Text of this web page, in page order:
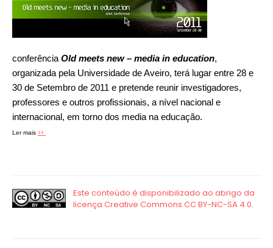
conferência Old meets new – media in education,
organizada pela Universidade de Aveiro, terá lugar entre 28 e
30 de Setembro de 2011 e pretende reunir investigadores,
professores e outros profissionais, a nível nacional e
internacional, em torno dos media na educação.
Ler mais >>